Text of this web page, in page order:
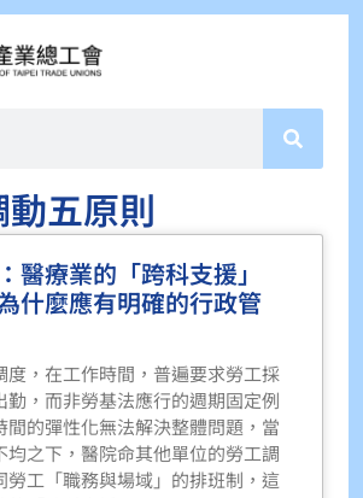
五原則
醫療業的「跨科支援」
什麼應有明確的行政管
度，在工作時間，普遍要求勞工採
勤，而非勞基法應行的週期固定例
間的彈性化無法解決整體問題，當
均之下，醫院命其他單位的勞工調
勞工「職務與場域」的排班制，這